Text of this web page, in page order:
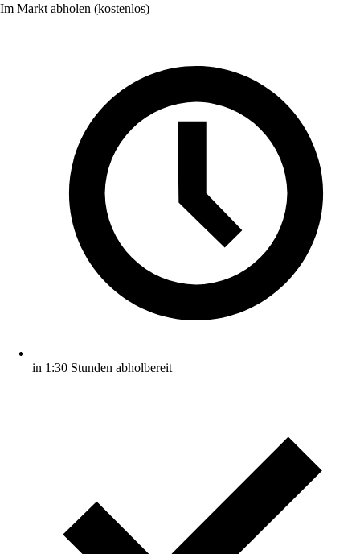
Im Markt abholen (kostenlos)
in 1:30 Stunden abholbereit